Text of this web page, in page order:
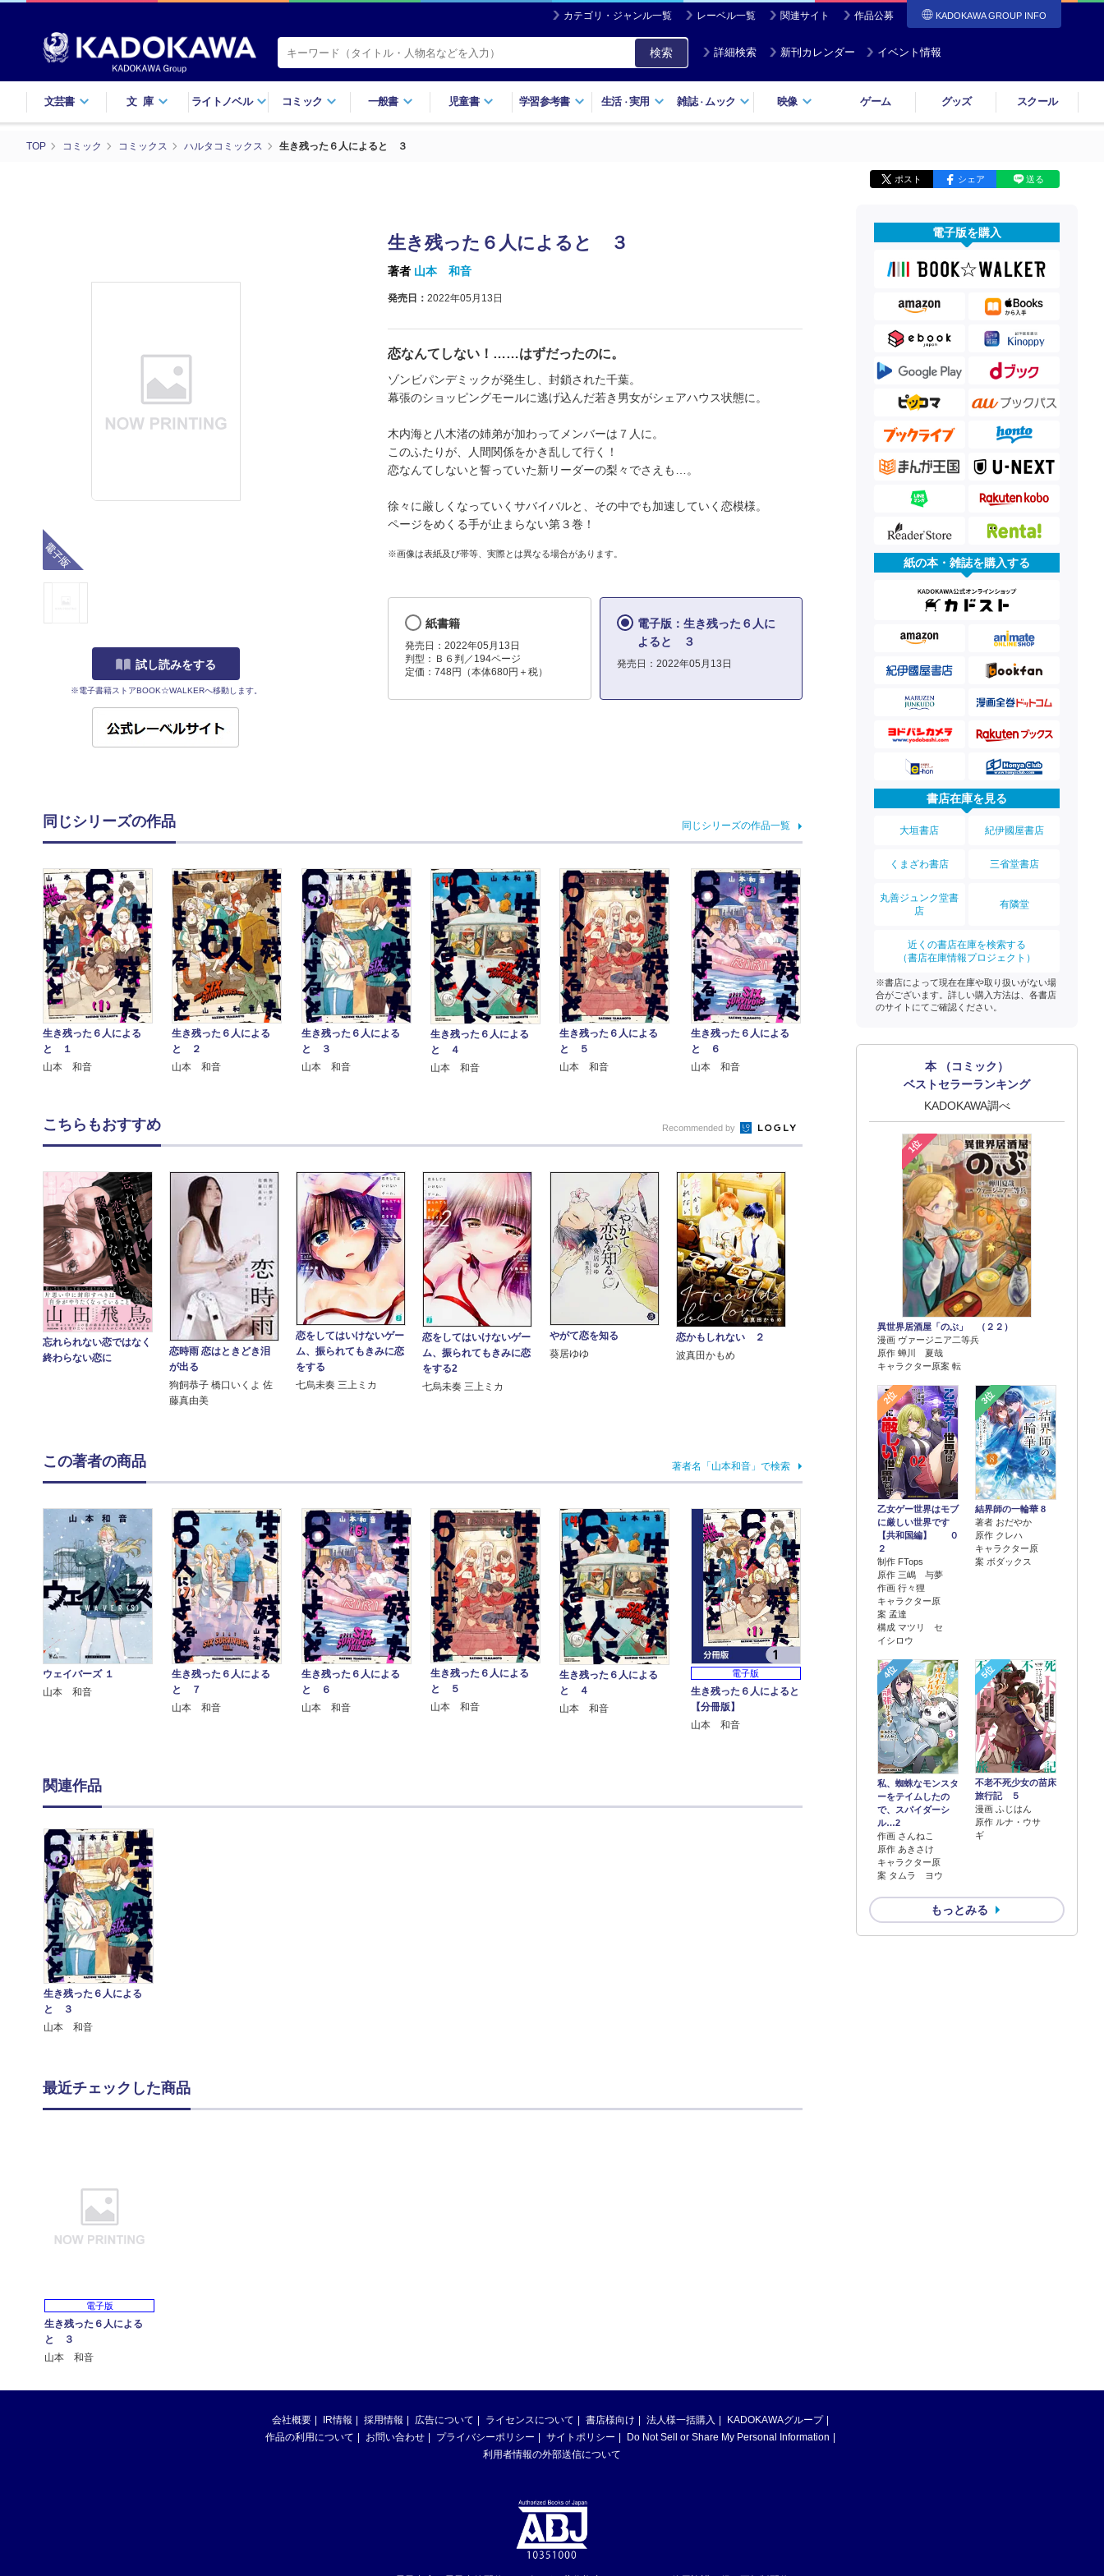
カテゴリ・ジャンル一覧 レーベル一覧 関連サイト 作品公募 KADOKAWA GROUP INFO
検索 詳細検索 新刊カレンダー イベント情報
文芸書 文庫 ライトノベル コミック 一般書 児童書 学習参考書 生活・実用 雑誌・ ムック 映像 ゲーム グッズ スクール
TOP コミック コミックス ハルタコミックス 生き残った６人によると ３
ポスト シェア 送る
試し読みをする
※電子書籍ストアBOOK☆WALKERへ移動します。
生き残った６人によると ３
著者 山本 和音
発売日： 2022年05月13日
恋なんてしない！……はずだったのに。
ゾンビパンデミックが発生し、封鎖された千葉。
幕張のショッピングモールに逃げ込んだ若き男女がシェアハウス状態に。
木内海と八木渚の姉弟が加わってメンバーは７人に。
このふたりが、人間関係をかき乱して行く！
恋なんてしないと誓っていた新リーダーの梨々でさえも…。
徐々に厳しくなっていくサバイバルと、その中でも加速していく恋模様。
ページをめくる手が止まらない第３巻！
※画像は表紙及び帯等、実際とは異なる場合があります。
紙書籍
発売日：2022年05月13日
判型：Ｂ６判／194ページ
定価：748円（本体680円＋税）
電子版：生き残った６人に
よると ３
発売日：2022年05月13日
同じシリーズの作品 同じシリーズの作品一覧
生き残った６人による
と １
山本 和音
生き残った６人による
と ２
山本 和音
生き残った６人による
と ３
山本 和音
生き残った６人による
と ４
山本 和音
生き残った６人による
と ５
山本 和音
生き残った６人による
と ６
山本 和音
電子版を購入
紙の本・雑誌を購入する
書店在庫を見る
大垣書店 紀伊國屋書店
くまざわ書店 三省堂書店
丸善ジュンク堂書
店
有隣堂
近くの書店在庫を検索する
（書店在庫情報プロジェクト）
※書店によって現在在庫や取り扱いがない場
合がございます。詳しい購入方法は、各書店
のサイトにてご確認ください。
本 （コミック）
ベストセラーランキング
KADOKAWA調べ
1位
異世界居酒屋「のぶ」 （２２）
漫画 ヴァージニア二等兵
原作 蝉川 夏哉
キャラクター原案 転
2位
乙女ゲー世界はモブ
に厳しい世界です
【共和国編】 ０
２
制作 FTops
原作 三嶋 与夢
作画 行々狸
キャラクター原
案 孟達
構成 マツリ セ
イシロウ
3位
結界師の一輪華 8
著者 おだやか
原作 クレハ
キャラクター原
案 ボダックス
4位
私、蜘蛛なモンスタ
ーをテイムしたの
で、スパイダーシ
ル…2
作画 さんねこ
原作 あきさけ
キャラクター原
案 タムラ ヨウ
5位
不老不死少女の苗床
旅行記 ５
漫画 ふじはん
原作 ルナ・ウサ
ギ
もっとみる
こちらもおすすめ Recommended by
忘れられない恋ではなく
終わらない恋に
恋時雨 恋はときどき泪
が出る
狗飼恭子 橋口いくよ 佐
藤真由美
恋をしてはいけないゲー
ム、振られてもきみに恋
をする
七烏未奏 三上ミカ
恋をしてはいけないゲー
ム、振られてもきみに恋
をする2
七烏未奏 三上ミカ
やがて恋を知る
葵居ゆゆ
恋かもしれない ２
波真田かもめ
この著者の商品 著者名「山本和音」で検索
ウェイバーズ １
山本 和音
生き残った６人による
と ７
山本 和音
生き残った６人による
と ６
山本 和音
生き残った６人による
と ５
山本 和音
生き残った６人による
と ４
山本 和音
電子版
生き残った６人によると
【分冊版】
山本 和音
関連作品
生き残った６人による
と ３
山本 和音
最近チェックした商品
電子版
生き残った６人による
と ３
山本 和音
会社概要 IR情報 採用情報 広告について ライセンスについて 書店様向け 法人様一括購入
KADOKAWAグループ
作品の利用について
お問い合わせ プライバシーポリシー サイトポリシー
Do Not Sell or Share My Personal Information
利用者情報の外部送信について